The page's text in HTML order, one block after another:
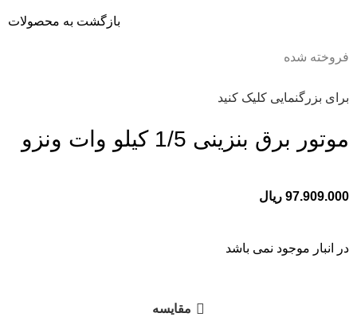
بازگشت به محصولات
فروخته شده
برای بزرگنمایی کلیک کنید
موتور برق بنزینی 1/5 کیلو وات ونزو
97.909.000 ریال
در انبار موجود نمی باشد
مقايسه